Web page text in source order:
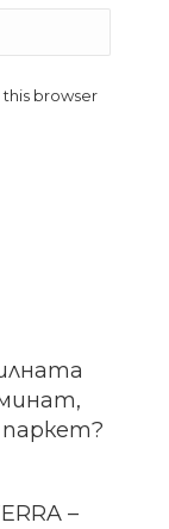
this browser
–